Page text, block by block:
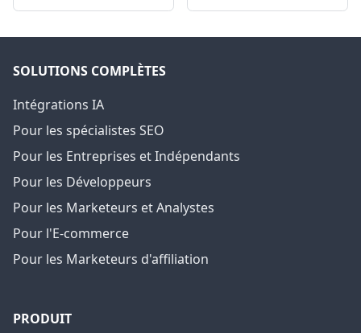
SOLUTIONS COMPLÈTES
Intégrations IA
Pour les spécialistes SEO
Pour les Entreprises et Indépendants
Pour les Développeurs
Pour les Marketeurs et Analystes
Pour l'E-commerce
Pour les Marketeurs d'affiliation
PRODUIT